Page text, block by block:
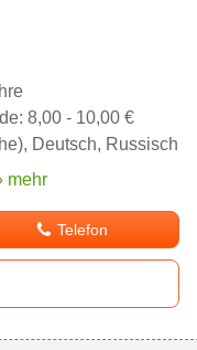
8,00 - 10,00 €
Deutsch, Russisch
mehr
Telefon